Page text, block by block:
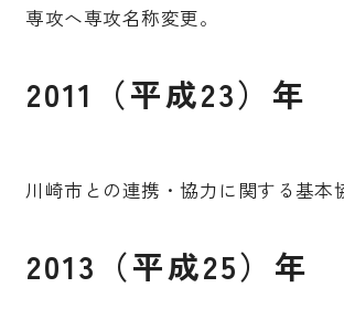
専攻へ専攻名称変更。
2011（平成23）年
川崎市との連携・協力に関する基本
2013（平成25）年